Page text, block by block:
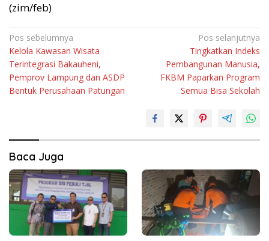
(zim/feb)
Navigasi
pos
Pos sebelumnya
Kelola Kawasan Wisata
Terintegrasi Bakauheni,
Pemprov Lampung dan ASDP
Bentuk Perusahaan Patungan
Pos selanjutnya
Tingkatkan Indeks
Pembangunan Manusia,
FKBM Paparkan Program
Semua Bisa Sekolah
Baca Juga